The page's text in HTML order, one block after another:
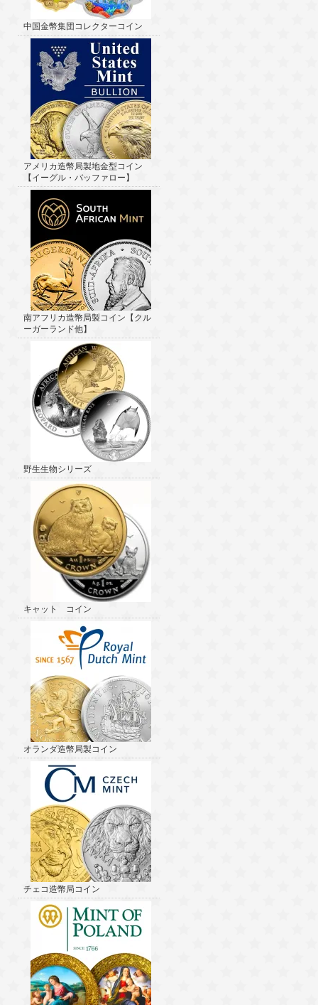
中国金幣集団コレクターコイン
アメリカ造幣局製地金型コイン
【イーグル・バッファロー】
南アフリカ造幣局製コイン【クル
ーガーランド他】
野生生物シリーズ
キャット コイン
オランダ造幣局製コイン
チェコ造幣局コイン